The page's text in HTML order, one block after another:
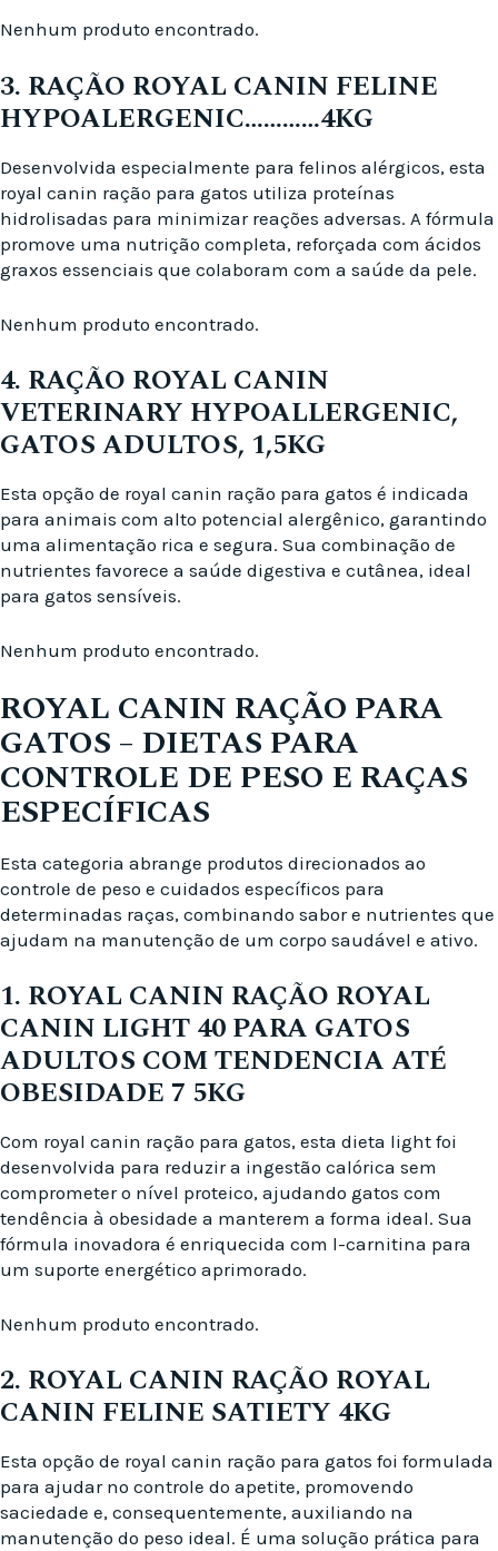
Nenhum produto encontrado.
3. RAÇÃO ROYAL CANIN FELINE
HYPOALERGENIC…………4KG
Desenvolvida especialmente para felinos alérgicos, esta
royal canin ração para gatos utiliza proteínas
hidrolisadas para minimizar reações adversas. A fórmula
promove uma nutrição completa, reforçada com ácidos
graxos essenciais que colaboram com a saúde da pele.
Nenhum produto encontrado.
4. RAÇÃO ROYAL CANIN
VETERINARY HYPOALLERGENIC,
GATOS ADULTOS, 1,5KG
Esta opção de royal canin ração para gatos é indicada
para animais com alto potencial alergênico, garantindo
uma alimentação rica e segura. Sua combinação de
nutrientes favorece a saúde digestiva e cutânea, ideal
para gatos sensíveis.
Nenhum produto encontrado.
ROYAL CANIN RAÇÃO PARA
GATOS – DIETAS PARA
CONTROLE DE PESO E RAÇAS
ESPECÍFICAS
Esta categoria abrange produtos direcionados ao
controle de peso e cuidados específicos para
determinadas raças, combinando sabor e nutrientes que
ajudam na manutenção de um corpo saudável e ativo.
1. ROYAL CANIN RAÇÃO ROYAL
CANIN LIGHT 40 PARA GATOS
ADULTOS COM TENDENCIA ATÉ
OBESIDADE 7 5KG
Com royal canin ração para gatos, esta dieta light foi
desenvolvida para reduzir a ingestão calórica sem
comprometer o nível proteico, ajudando gatos com
tendência à obesidade a manterem a forma ideal. Sua
fórmula inovadora é enriquecida com l-carnitina para
um suporte energético aprimorado.
Nenhum produto encontrado.
2. ROYAL CANIN RAÇÃO ROYAL
CANIN FELINE SATIETY 4KG
Esta opção de royal canin ração para gatos foi formulada
para ajudar no controle do apetite, promovendo
saciedade e, consequentemente, auxiliando na
manutenção do peso ideal. É uma solução prática para